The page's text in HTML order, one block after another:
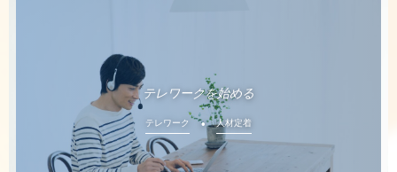
テレワークを始める
テレワーク 人材定着